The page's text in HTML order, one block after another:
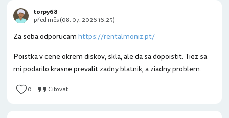
Za seba odporucamhttps://rentalmoniz.pt/
Poistka v cene okrem diskov, skla, ale da sa dopoistit. Tiez sa
mi podarilo krasne prevalit zadny blatnik, a ziadny problem.
0 Citovat
torpy68
před měs (08. 07. 2026 16:25)